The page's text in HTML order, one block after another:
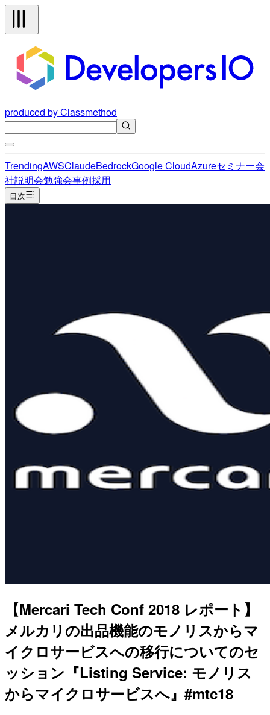
produced by Classmethod
TrendingAWSClaudeBedrockGoogle CloudAzureセミナー会
社説明会勉強会事例採用
目次
【Mercari Tech Conf 2018 レポート】
メルカリの出品機能のモノリスからマ
イクロサービスへの移行についてのセ
ッション『Listing Service: モノリス
からマイクロサービスへ』#mtc18